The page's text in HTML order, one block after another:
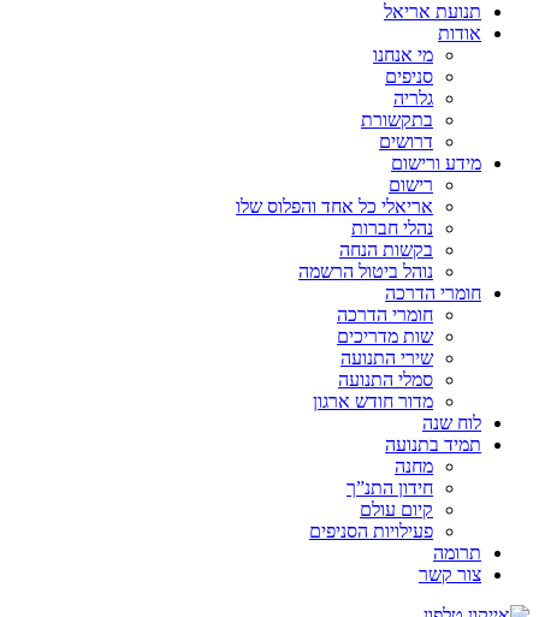
תנועת אריאל
אודות
מי אנחנו
סניפים
גלריה
בתקשורת
דרושים
מידע ורישום
רישום
אריאלי כל אחד והפלוס שלו
נהלי חברות
בקשות הנחה
נוהל ביטול הרשמה
חומרי הדרכה
חומרי הדרכה
שות מדריכים
שירי התנועה
סמלי התנועה
מדור חודש ארגון
לוח שנה
תמיד בתנועה
מחנה
חידון התנ”ך
קיום עולם
פעילויות הסניפים
תרומה
צור קשר